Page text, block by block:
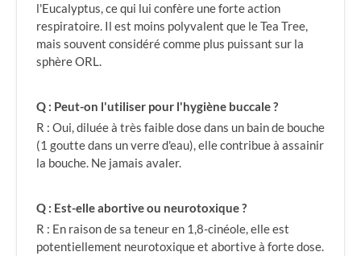
l'Eucalyptus, ce qui lui confère une forte action
respiratoire. Il est moins polyvalent que le Tea Tree,
mais souvent considéré comme plus puissant sur la
sphère ORL.
Q : Peut-on l'utiliser pour l'hygiène buccale ?
R : Oui, diluée à très faible dose dans un bain de bouche
(1 goutte dans un verre d'eau), elle contribue à assainir
la bouche. Ne jamais avaler.
Q : Est-elle abortive ou neurotoxique ?
R : En raison de sa teneur en 1,8-cinéole, elle est
potentiellement neurotoxique et abortive à forte dose.